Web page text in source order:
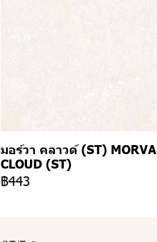
มอร์วา คลาวด์ (ST) MORVA
CLOUD (ST)
฿443